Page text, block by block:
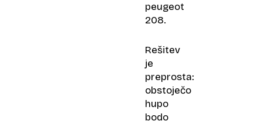
peugeot
208.
Rešitev
je
preprosta:
obstoječo
hupo
bodo